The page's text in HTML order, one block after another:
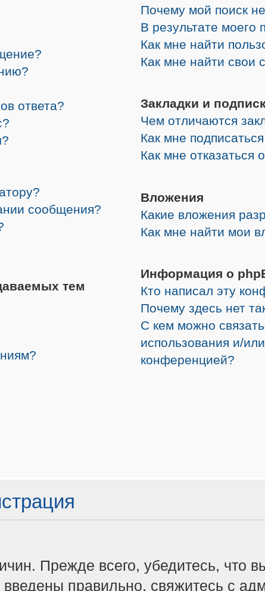
ответа?
сообщения?
тем
Почему мой поиск
В результате моего
Как мне найти
Как мне найти свои
Закладки и
Чем отличаются
Как мне
Как мне отказаться
Вложения
Какие вложения
Как мне найти мои
Информация о
Кто написал эту
Почему здесь нет
С кем можно
использования и/
конференцией?
Прежде всего, убедитесь, что
правильно, свяжитесь с